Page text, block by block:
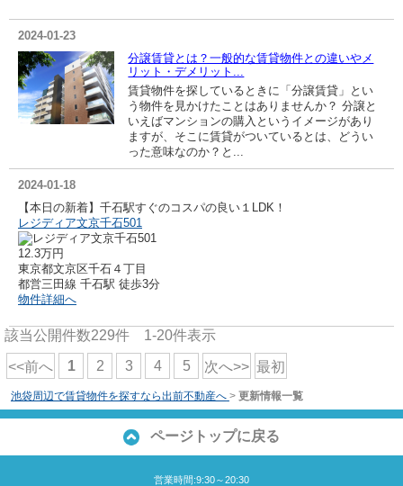
2024-01-23
分譲賃貸とは？一般的な賃貸物件との違いやメ
リット・デメリット...
賃貸物件を探しているときに「分譲賃貸」とい
う物件を見かけたことはありませんか？ 分譲と
いえばマンションの購入というイメージがあり
ますが、そこに賃貸がついているとは、どうい
った意味なのか？と...
2024-01-18
【本日の新着】千石駅すぐのコスパの良い１LDK！
レジディア文京千石501
12.3万円
東京都文京区千石４丁目
都営三田線 千石駅 徒歩3分
物件詳細へ
該当公開件数229件 1-20件表示
<<前へ 1 2 3 4 5 次へ>> 最初
池袋周辺で賃貸物件を探すなら出前不動産へ > 更新情報一覧
ページトップに戻る
営業時間:9:30～20:30